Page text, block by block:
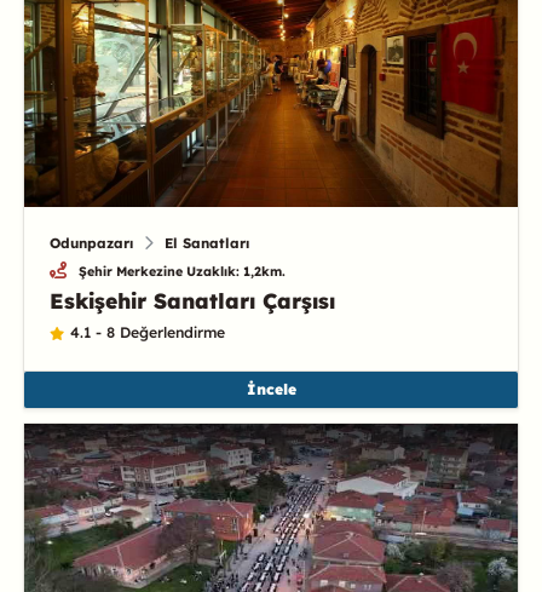
Odunpazarı El Sanatları
Şehir Merkezine Uzaklık: 1,2km.
Eskişehir Sanatları Çarşısı
4.1 - 8 Değerlendirme
İncele